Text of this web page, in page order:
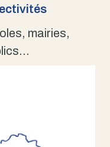
mairies,